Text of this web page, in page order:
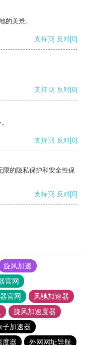
的美景。
支持[0] 反对[0]
支持[0] 反对[0]
支持[0] 反对[0]
限的隐私保护和安全性保
支持[0] 反对[0]
旋风加速
官网
官网
风驰加速器
旋风加速度器
子加速器
度器 外网网址导航